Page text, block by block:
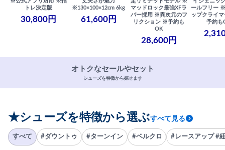
トレ決定版
30,800円
※130×100×12cm 6kg
61,600円
マッドロック最強XFラ
バー採用 ※異次元のフ
リクション ※予約も
OK
28,600円
ールフリー
ップクライ
予約も
オトクなセールやセット
シューズを特徴から探せます
★シューズを特徴から選ぶすべて見る
すべて #ダウントゥ #ターンイン #ベルクロ #レースアップ #